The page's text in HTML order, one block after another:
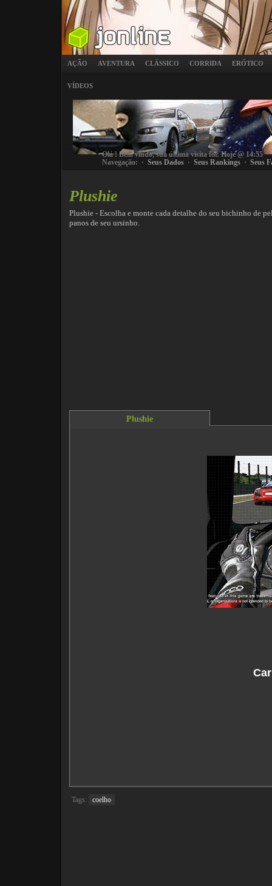
AÇÃO AVENTURA CLÁSSICO CORRIDA ERÓTICO
VÍDEOS
Olá! Bem vindo, sua última visita foi: Hoje @ 14:55
Navegação: · Seus Dados · Seus Rankings · Seus
Plushie
Plushie - Escolha e monte cada detalhe do seu bichinho de
panos de seu ursinho.
Plushie
Tags: coelho